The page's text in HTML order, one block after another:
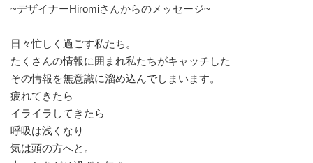
~デザイナーHiromiさんからのメッセージ~
日々忙しく過ごす私たち。
たくさんの情報に囲まれ私たちがキャッチした
その情報を無意識に溜め込んでしまいます。
疲れてきたら
イライラしてきたら
呼吸は浅くなり
気は頭の方へと。